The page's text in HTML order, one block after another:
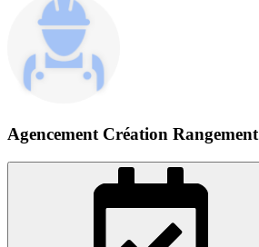
Agencement Création Rangement